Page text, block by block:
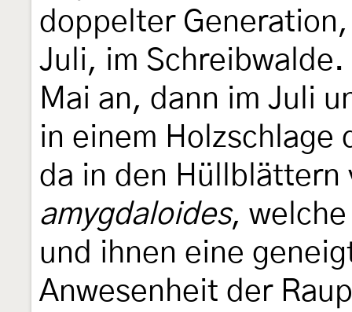
doppelter
Juli, im
Mai an, dann im Juli
in einem Holzschlage
da in den Hüllblättern
amygdaloides,
und ihnen eine
Anwesenheit der